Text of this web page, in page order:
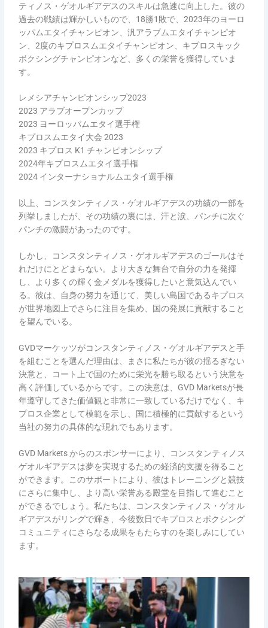
ティノス・ゲオルギアデスのスキルは急速に向上した。彼の
過去の戦績は輝かしいもので、18勝1敗で、2023年のヨーロ
ッパムエタイチャンピオン、汎アラブムエタイチャンピオ
ン、2度のキプロスムエタイチャンピオン、キプロスキック
ボクシングチャンピオンなど、多くの栄誉を獲得していま
す。
レメシアチャンピオンシップ2023
2023 アラブオープンカップ
2023 ヨーロッパムエタイ選手権
キプロスムエタイ大会 2023
2023 キプロス K1 チャンピオンシップ
2024年キプロスムエタイ選手権
2024 インターナショナルムエタイ選手権
以上、コンスタンティノス・ゲオルギアデスの功績の一部を
列挙しましたが、その功績の裏には、汗と涙、パンチに次ぐ
パンチの激闘があったのです。
しかし、コンスタンティノス・ゲオルギアデスのゴールはそ
れだけにとどまらない。より大きな舞台で自分の力を発揮
し、より多くの輝く金メダルを獲得したいと意気込んでい
る。彼は、自身の努力を通じて、美しい島国であるキプロス
が世界地図上でさらに注目を集め、国の発展に貢献すること
を望んでいる。
GVDマーケッツがコンスタンティノス・ゲオルギアデスと手
を組むことを選んだ理由は、まさに私たちが彼の揺るぎない
決意と、コート上で国のために栄光を勝ち取るという決意を
高く評価しているからです。この決意は、GVD Marketsが長
年遵守してきた価値観と非常に一致しているだけでなく、キ
プロス企業として模範を示し、国に積極的に貢献するという
当社の努力の具体的な現れでもあります。
GVD Markets からのスポンサーにより、コンスタンティノス
ゲオルギアデスは夢を実現するための経済的支援を得ること
ができます。このサポートにより、彼はトレーニングと競技
にさらに集中し、より高い栄誉ある殿堂を目指して進むこと
ができるでしょう。私たちは、コンスタンティノス・ゲオル
ギアデスがリングで輝き、今後数日でキプロスとボクシング
コミュニティにさらなる成果をもたらすのを楽しみにしてい
ます。